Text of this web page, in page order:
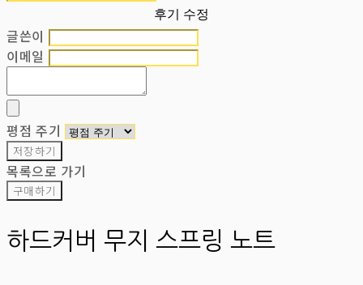
후기 수정
글쓴이
이메일
평점 주기
저장하기
목록으로 가기
구매하기
하드커버 무지 스프링 노트